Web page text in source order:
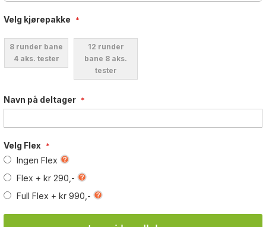
Velg kjørepakke
8 runder bane
4 aks. tester
12 runder
bane 8 aks.
tester
Navn på deltager
Velg Flex
Ingen Flex
Flex + kr 290,-
Full Flex + kr 990,-